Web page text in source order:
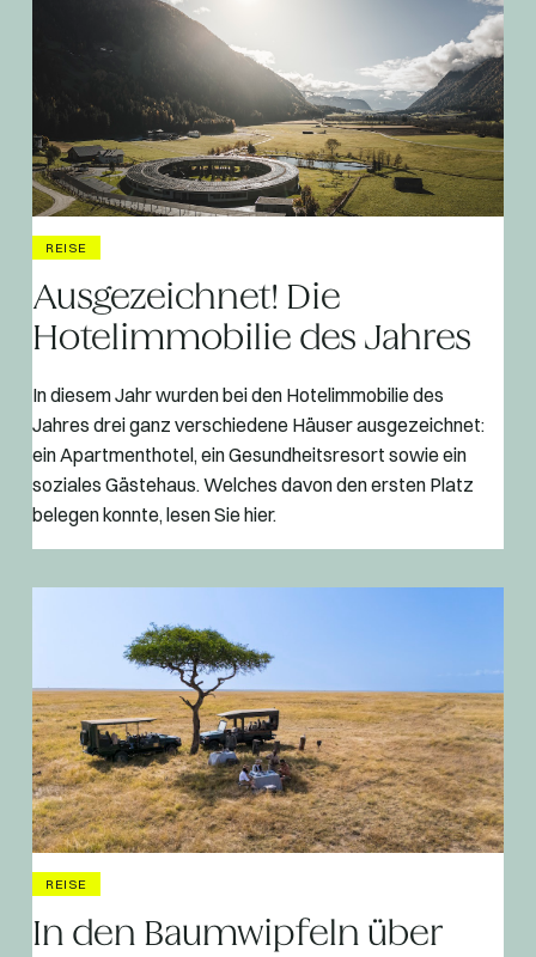
REISE
Ausgezeichnet! Die
Hotelimmobilie des Jahres
In diesem Jahr wurden bei den Hotelimmobilie des
Jahres drei ganz verschiedene Häuser ausgezeichnet:
ein Apartmenthotel, ein Gesundheitsresort sowie ein
soziales Gästehaus. Welches davon den ersten Platz
belegen konnte, lesen Sie hier.
REISE
In den Baumwipfeln über